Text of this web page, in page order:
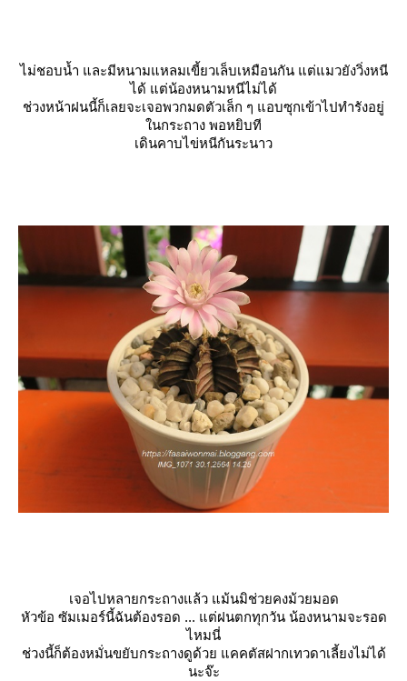
ไม่ชอบน้ำ และมีหนามแหลมเขี้ยวเล็บเหมือนกัน แต่แมวยังวิ่งหนี
ได้ แต่น้องหนามหนีไม่ได้
ช่วงหน้าฝนนี้ก็เลยจะเจอพวกมดตัวเล็ก ๆ แอบซุกเข้าไปทำรังอยู่
นกระถาง พอหยิบที
เดินคาบไข่หนีกันระนาว
เจอไปหลายกระถางแล้ว แม้นมิช่วยคงม้วยมอด
หัวข้อ ซัมเมอร์นี้ฉันต้องรอด ... แต่ฝนตกทุกวัน น้องหนามจะรอด
ไหมนี่
ช่วงนี้ก็ต้องหมั่นขยับกระถางดูด้วย แคคตัสฝากเทวดาเลี้ยงไม่ได้
นะจ๊ะ